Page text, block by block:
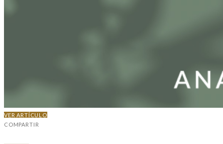
VER ARTÍCULO
COMPARTIR